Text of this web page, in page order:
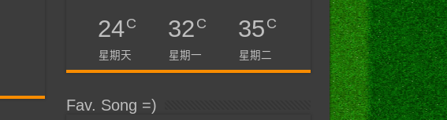
24C
星期天
32C
星期一
35C
星期二
Fav. Song =)